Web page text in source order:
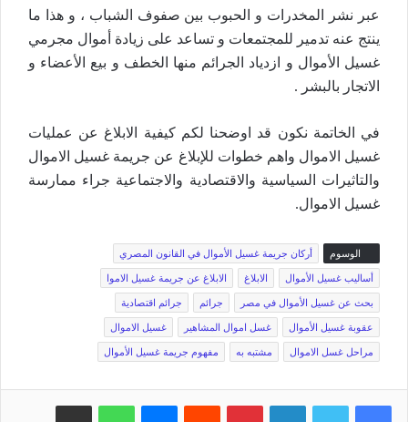
عبر نشر المخدرات و الحبوب بين صفوف الشباب ، و هذا ما
ينتج عنه تدمير للمجتمعات و تساعد على زيادة أموال مجرمي
غسيل الأموال و ازدياد الجرائم منها الخطف و بيع الأعضاء و
الاتجار بالبشر .
في الخاتمة نكون قد اوضحنا لكم كيفية الابلاغ عن عمليات
غسيل الاموال واهم خطوات للإبلاغ عن جريمة غسيل الاموال
والتاثيرات السياسية والاقتصادية والاجتماعية جراء ممارسة
غسيل الاموال.
الوسوم أركان جريمة غسيل الأموال في القانون المصري
أساليب غسيل الأموال الابلاغ الابلاغ عن جريمة غسيل الاموا
بحث عن غسيل الأموال في مصر جرائم جرائم اقتصادية
عقوبة غسيل الأموال غسل اموال المشاهير غسيل الاموال
مراحل غسل الاموال مشتبه به مفهوم جريمة غسيل الأموال
فيسبوك لينكدإن بينتيريست واتساب